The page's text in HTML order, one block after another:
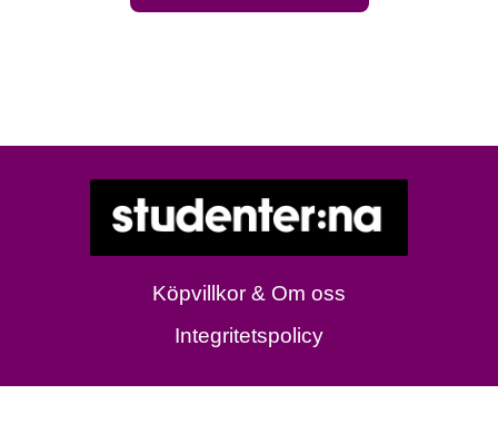
Köpvillkor & Om oss
Integritetspolicy